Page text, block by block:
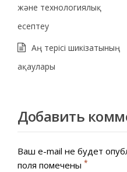
және технологиялық
есептеу
Аң терісі шикізатының
ақаулары
Добавить
Ваш e-mail не будет
поля помечены *